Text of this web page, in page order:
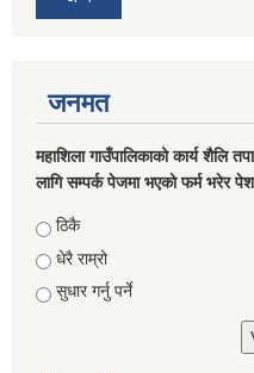
जनमत
महाशिला गाउँपालिकाको कार्य शैलि
लागि सम्पर्क पेजमा भएको फर्म भरेर
Choices
ठिकै
धेरै राम्रो
सुधार गर्नु पर्ने